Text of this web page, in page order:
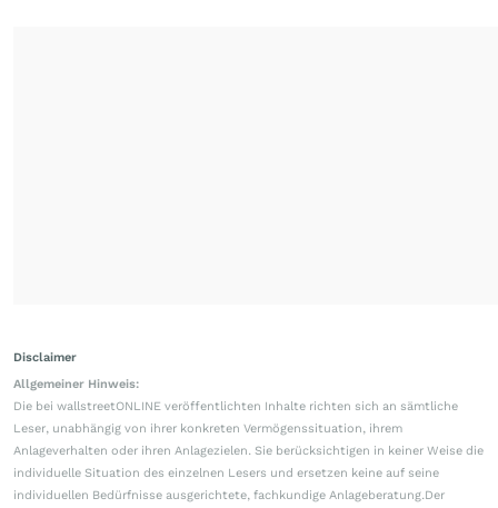
Disclaimer
Allgemeiner Hinweis:
Die bei wallstreetONLINE veröffentlichten Inhalte richten sich an sämtliche
Leser, unabhängig von ihrer konkreten Vermögenssituation, ihrem
Anlageverhalten oder ihren Anlagezielen. Sie berücksichtigen in keiner Weise die
individuelle Situation des einzelnen Lesers und ersetzen keine auf seine
individuellen Bedürfnisse ausgerichtete, fachkundige Anlageberatung.Der